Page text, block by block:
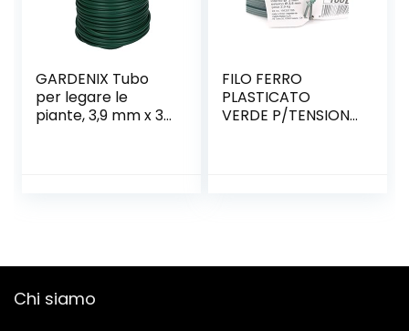
GARDENIX Tubo
per legare le
piante, 3,9 mm x 30
FILO FERRO
PLASTICATO
VERDE P/TENSIONE
Chi siamo